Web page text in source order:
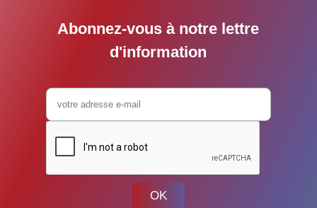
Abonnez-vous à notre lettre
d'information
OK